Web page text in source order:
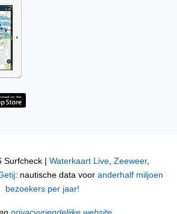
Surfcheck | Waterkaart Live, Zeeweer,
: nautische data voor anderhalf miljoen
bezoekers per jaar!